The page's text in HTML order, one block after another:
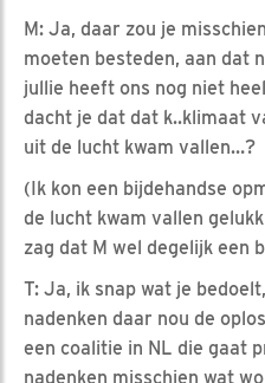
M: Ja, daar zou je
moeten besteden, aan dat
jullie heeft ons nog niet
dacht je dat dat k..klimaat
uit de lucht kwam vallen…?
(Ik kon een bijdehandse
de lucht kwam vallen
zag dat M wel degelijk een
T: Ja, ik snap wat je
nadenken daar nou de
een coalitie in NL die gaat
nadenken misschien wat